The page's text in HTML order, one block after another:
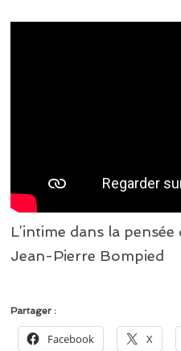
L’intime dans la
Jean-Pierre Bompied
Partager :
Facebook X